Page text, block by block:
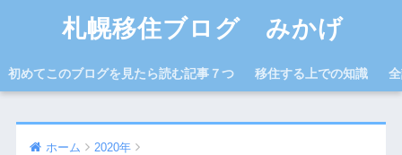
札幌移住ブログ みかげ
初めてこのブログを見たら読む記事７つ 移住する上での知識
ホーム 2020年